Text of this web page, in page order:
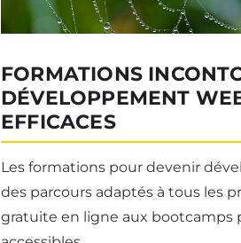
FORMATIONS
DÉVELOPPEMENT
EFFICACES
Les formations pour devenir
des parcours adaptés à tous les
gratuite en ligne aux bootcamps